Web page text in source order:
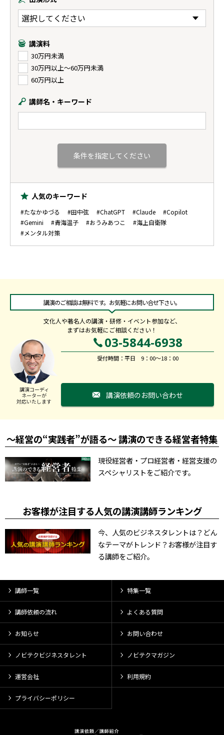
講演料
30万円未満
30万円以上〜60万円未満
60万円以上
講師名・キーワード
人気のキーワード
#たなかゆづる #田中弦 #ChatGPT #Claude
#Copilot
#Gemini
#青海温子 #おうみあつこ
#海上自衛隊
#メンタル対策
講演のご相談は無料です。お気軽にお問い合せ下さい。
文化人や著名人の講演・研修・イベント参加など、
まずはお気軽にご相談ください！
講演コーディ
ネーターが
対応いたします
03-5844-6938
受付時間：平日 9：00～18：00
講演依頼のお問い合わせ
～経営の“実践者”が語る～ 講演のできる経営者特集
現役経営者・プロ経営者・経営支援の
スペシャリストをご紹介です。
お客様が注目する人気の講演講師ランキング
今、人気のビジネスタレントは？どん
なテーマがトレンド？お客様が注目す
る講師をご紹介。
講師一覧 特集一覧
講師依頼の流れ よくある質問
お知らせ お問い合わせ
ノビテクビジネスタレント ノビテクマガジン
運営会社 利用規約
プライバシーポリシー